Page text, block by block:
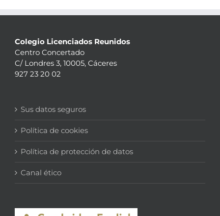
Colegio Licenciados Reunidos
Centro Concertado
C/ Londres 3, 10005, Cáceres
927 23 20 02
Sus datos seguros
Política de cookies
Política de protección de datos
Canal ético